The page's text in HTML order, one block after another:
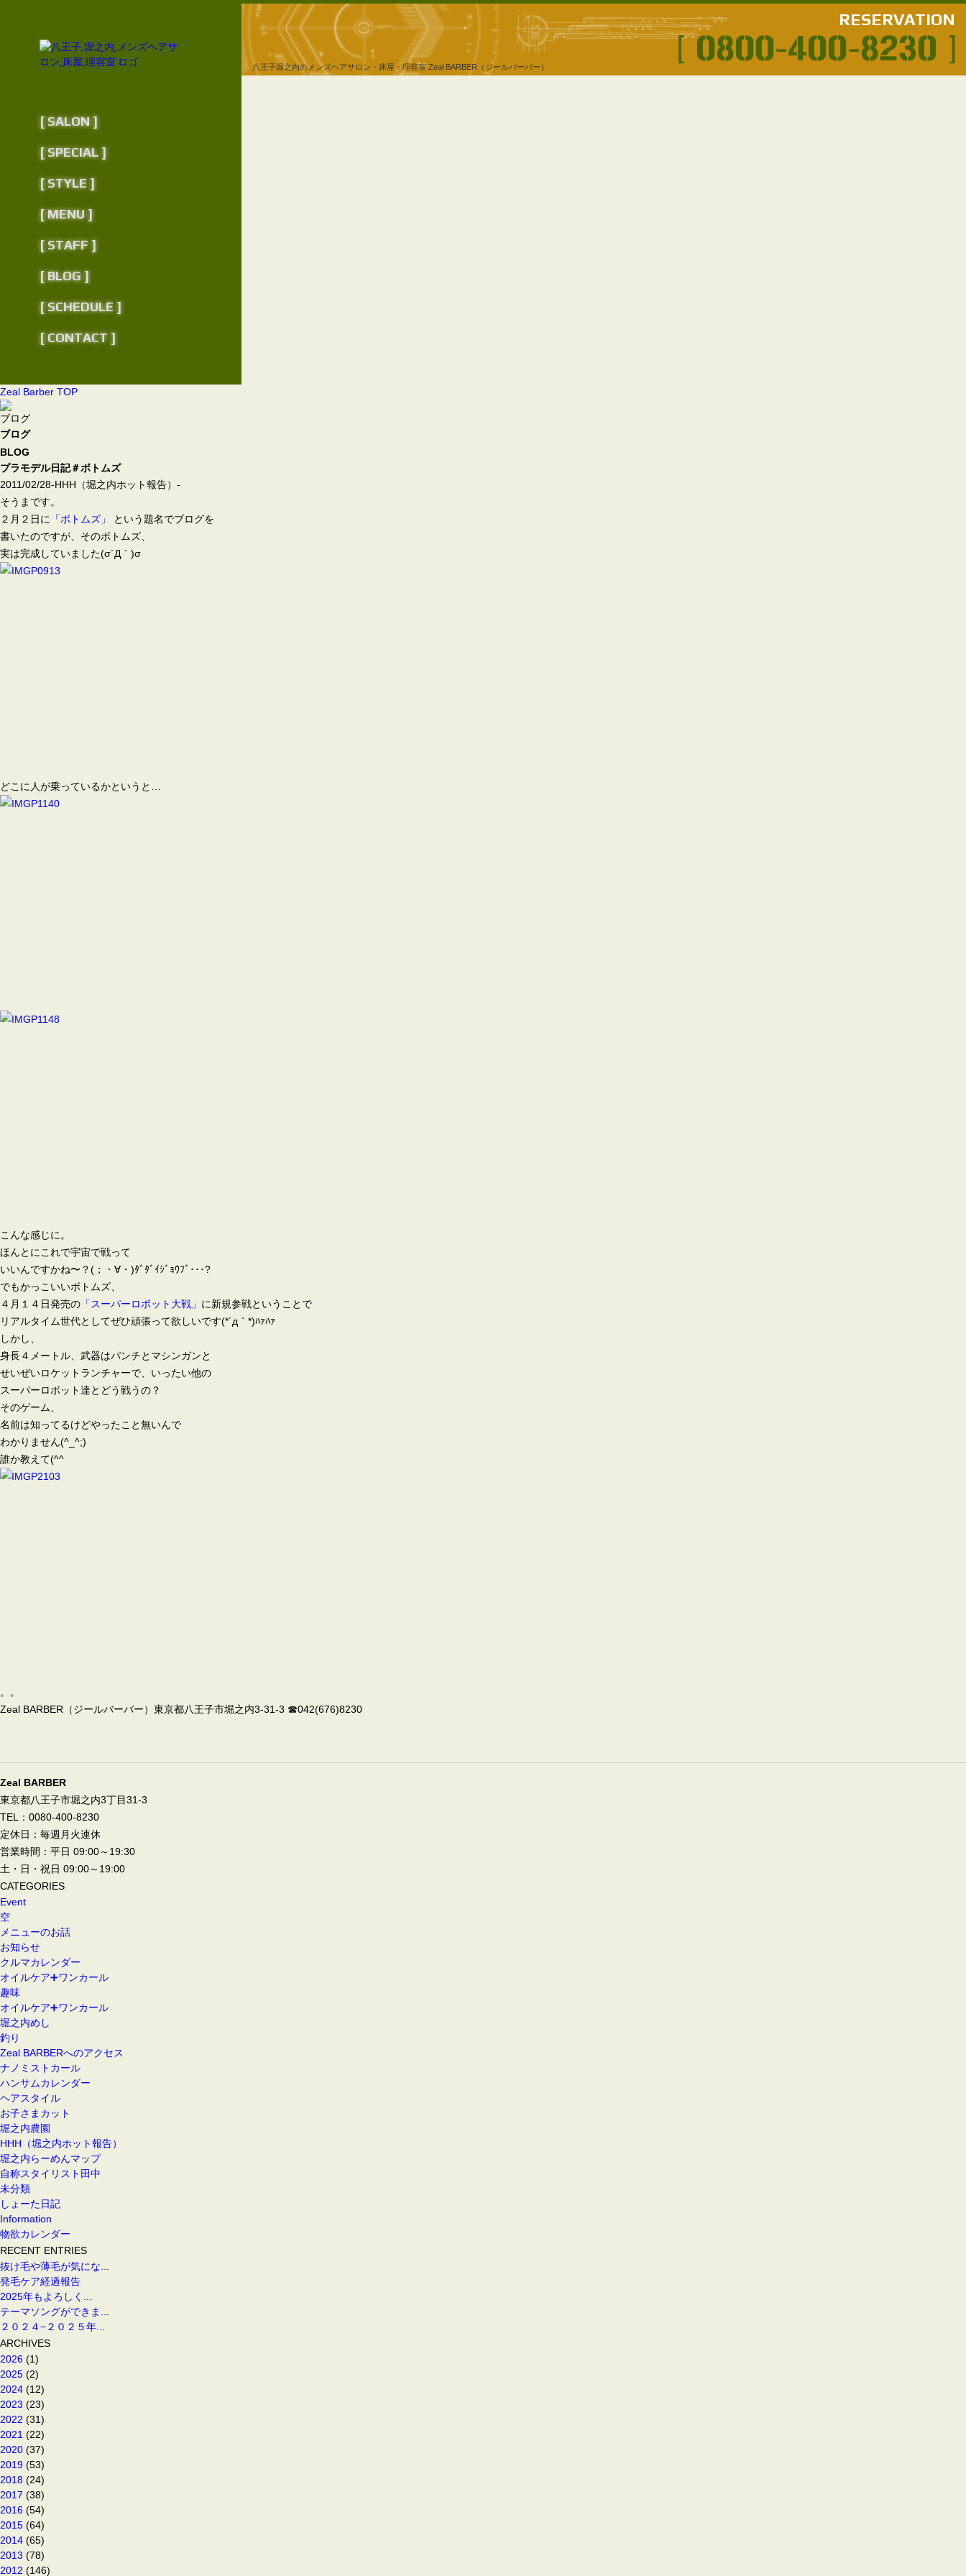
八王子堀之内のメンズヘアサロン・床屋・理容室 Zeal BARBER（ジールバーバー）
RESERVATION
[ SALON ]
[ SPECIAL ]
[ STYLE ]
[ MENU ]
[ STAFF ]
[ BLOG ]
[ SCHEDULE ]
[ CONTACT ]
Zeal Barber TOP
ブログ
ブログ
BLOG
プラモデル日記＃ボトムズ
2011/02/28-HHH（堀之内ホット報告）-
そうまです。
２月２日に
「ボトムズ」
という題名でブログを
書いたのですが、そのボトムズ、
実は完成していました(σ´Д｀)σ
どこに人が乗っているかというと…
こんな感じに。
ほんとにこれで宇宙で戦って
いいんですかね〜？(；・∀・)ﾀﾞﾀﾞｲｼﾞｮｳﾌﾞ･･･?
でもかっこいいボトムズ、
４月１４日発売の 「スーパーロボット大戦」 に新規参戦ということで
リアルタイム世代としてぜひ頑張って欲しいです(*´д｀*)ﾊｧﾊｧ
しかし、
身長４メートル、武器はパンチと マシンガンと
せいぜいロケットランチャーで、いったい他の
スーパーロボット達とどう戦うの？
そのゲーム、
名前は知ってるけどやったこと無いんで
わかりません(^_^;)
誰か教えて(^^ゞ
。。
Zeal BARBER（ジールバーバー）東京都八王子市堀之内3-31-3 ☎042(676)8230
Zeal BARBER
東京都八王子市堀之内3丁目31-3
TEL：0080-400-8230
定休日：毎週月火連休
営業時間：平日 09:00～19:30
土・日・祝日 09:00～19:00
CATEGORIES
Event
空
メニューのお話
お知らせ
クルマカレンダー
オイルケア➕ワンカール
趣味
オイルケア➕ワンカール
堀之内めし
釣り
Zeal BARBERへのアクセス
ナノミストカール
ハンサムカレンダー
ヘアスタイル
お子さまカット
堀之内農園
HHH（堀之内ホット報告）
堀之内らーめんマップ
自称スタイリスト田中
未分類
しょーた日記
Information
物欲カレンダー
RECENT ENTRIES
抜け毛や薄毛が気にな...
発毛ケア経過報告
2025年もよろしく...
テーマソングができま...
２０２４−２０２５年...
ARCHIVES
2026 (1)
2025 (2)
2024 (12)
2023 (23)
2022 (31)
2021 (22)
2020 (37)
2019 (53)
2018 (24)
2017 (38)
2016 (54)
2015 (64)
2014 (65)
2013 (78)
2012 (146)